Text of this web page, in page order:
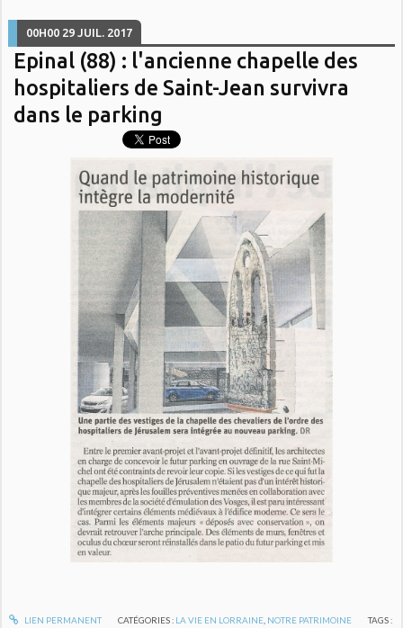
00H00 29 JUIL. 2017
Epinal (88) : l'ancienne chapelle des
hospitaliers de Saint-Jean survivra
dans le parking
LIEN PERMANENT CATÉGORIES : LA VIE EN LORRAINE, NOTRE PATRIMOINE
TAGS :